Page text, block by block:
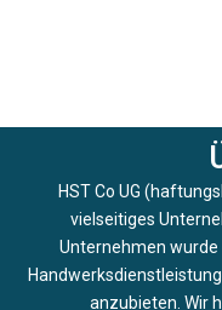
HST Co UG
vielseitiges
Unternehmen
anzubieten. Wir